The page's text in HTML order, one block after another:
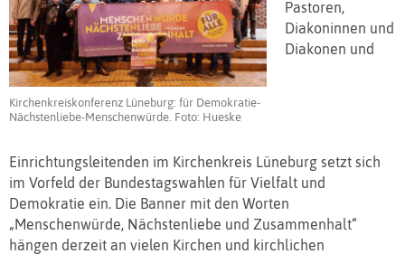
Kirchenkreiskonferenz Lüneburg: für Demokratie-
Nächstenliebe-Menschenwürde. Foto: Hueske
Pastoren,
Diakoninnen und
Diakonen und
Einrichtungsleitenden im Kirchenkreis Lüneburg setzt sich
im Vorfeld der Bundestagswahlen für Vielfalt und
Demokratie ein. Die Banner mit den Worten
„Menschenwürde, Nächstenliebe und Zusammenhalt“
hängen derzeit an vielen Kirchen und kirchlichen